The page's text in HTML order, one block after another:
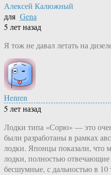
Алексей Калюжный
для Gena
5 лет назад
Я тож не давал летать на
Henren
5 лет назад
Лодки типа «Сорю» — это
были разработаны в рамках
лодки. Японцы показали, что
лодки, полностью
бесшумные, с дальностью в